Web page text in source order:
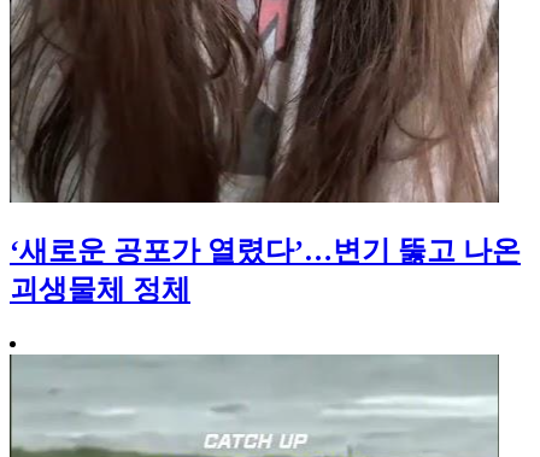
‘새로운 공포가 열렸다’…변기 뚫고 나온
괴생물체 정체